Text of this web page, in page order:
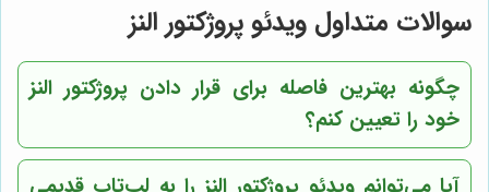
سوالات متداول ویدئو پروژکتور النز
چگونه بهترین فاصله برای قرار دادن پروژکتور النز
خود را تعیین کنم؟